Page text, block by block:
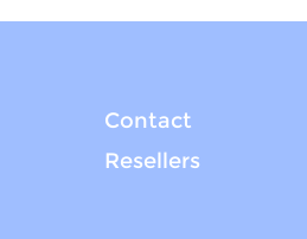
Contact
Resellers